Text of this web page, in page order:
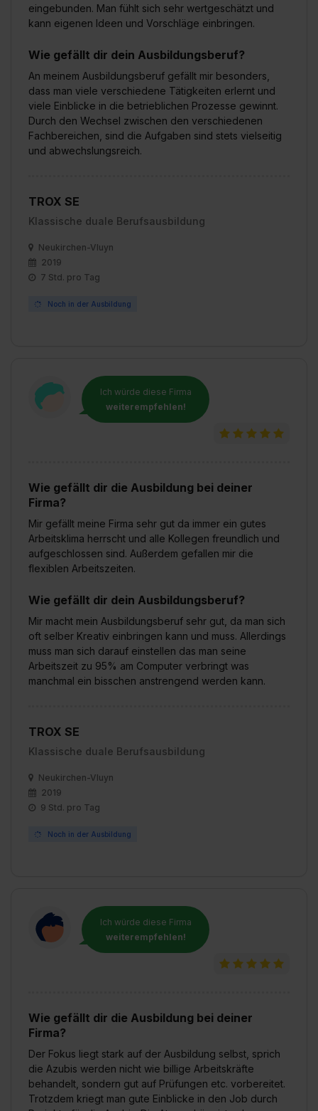
eingebunden. Man fühlt sich sehr wertgeschätzt und
kann eigenen Ideen und Vorschläge einbringen.
Wie gefällt dir dein Ausbildungsberuf?
An meinem Ausbildungsberuf gefällt mir besonders,
dass man viele verschiedene Tätigkeiten erlernt und
viele Einblicke in die betrieblichen Prozesse gewinnt.
Durch den Wechsel zwischen den verschiedenen
Fachbereichen, sind die Aufgaben sind stets vielseitig
und abwechslungsreich.
TROX SE
Klassische duale Berufsausbildung
Neukirchen-Vluyn
2019
7 Std. pro Tag
Noch in der Ausbildung
Ich würde diese Firma
weiterempfehlen!
Wie gefällt dir die Ausbildung bei deiner
Firma?
Mir gefällt meine Firma sehr gut da immer ein gutes
Arbeitsklima herrscht und alle Kollegen freundlich und
aufgeschlossen sind. Außerdem gefallen mir die
flexiblen Arbeitszeiten.
Wie gefällt dir dein Ausbildungsberuf?
Mir macht mein Ausbildungsberuf sehr gut, da man sich
oft selber Kreativ einbringen kann und muss. Allerdings
muss man sich darauf einstellen das man seine
Arbeitszeit zu 95% am Computer verbringt was
manchmal ein bisschen anstrengend werden kann.
TROX SE
Klassische duale Berufsausbildung
Neukirchen-Vluyn
2019
9 Std. pro Tag
Noch in der Ausbildung
Ich würde diese Firma
weiterempfehlen!
Wie gefällt dir die Ausbildung bei deiner
Firma?
Der Fokus liegt stark auf der Ausbildung selbst, sprich
die Azubis werden nicht wie billige Arbeitskräfte
behandelt, sondern gut auf Prüfungen etc. vorbereitet.
Trotzdem kriegt man gute Einblicke in den Job durch